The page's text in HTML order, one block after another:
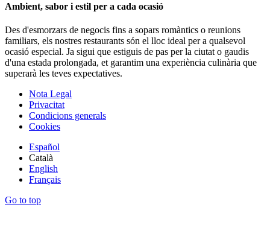
Ambient, sabor i estil per a cada ocasió
Des d'esmorzars de negocis fins a sopars romàntics o reunions
familiars, els nostres restaurants són el lloc ideal per a qualsevol
ocasió especial. Ja sigui que estiguis de pas per la ciutat o gaudis
d'una estada prolongada, et garantim una experiència culinària que
superarà les teves expectatives.
Nota Legal
Privacitat
Condicions generals
Cookies
Español
Català
English
Français
Go to top